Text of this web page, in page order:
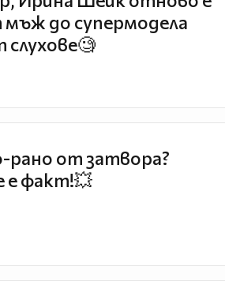
до супермодела
слухове🧐
рано от затвора?
е факт!💥